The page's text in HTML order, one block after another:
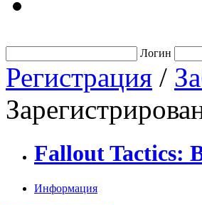
Логин
Регистрация /
Fallout Tactics:
Информация